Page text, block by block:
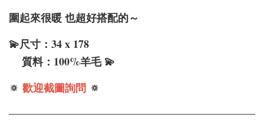
圍起來很暖 也超好搭配的～
💫尺寸：34 x 178
質料：100%羊毛 💫
🔅 歡迎截圖詢問 🔅